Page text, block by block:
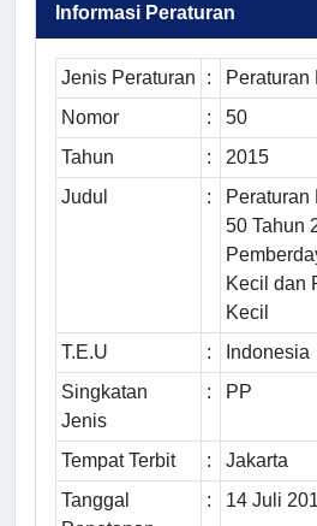
Informasi Peraturan
Jenis Peraturan :
Peraturan
Nomor
:
50
Tahun
:
2015
Judul
:
Peraturan
50 Tahun
Kecil dan
Kecil
T.E.U
:
Indonesia
Singkatan
Jenis
: PP
Tempat Terbit :
Jakarta
Tanggal
: 14 Juli